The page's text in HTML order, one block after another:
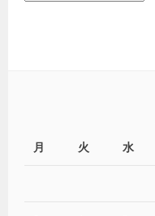
呂月
火 水